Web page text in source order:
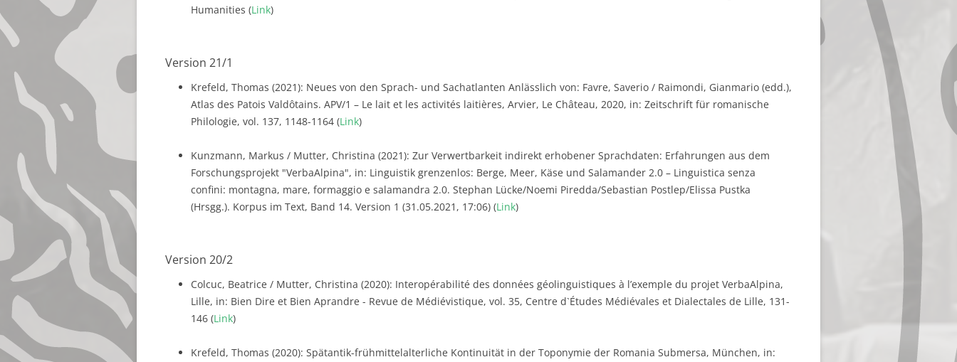
Humanities (Link)
Version 21/1
Krefeld, Thomas (2021): Neues von den Sprach- und Sachatlanten Anlässlich von: Favre, Saverio / Raimondi, Gianmario (edd.),
Atlas des Patois Valdôtains. APV/1 – Le lait et les activités laitières, Arvier, Le Château, 2020, in: Zeitschrift für romanische
Philologie, vol. 137, 1148-1164 (Link)
Kunzmann, Markus / Mutter, Christina (2021): Zur Verwertbarkeit indirekt erhobener Sprachdaten: Erfahrungen aus dem
Forschungsprojekt "VerbaAlpina", in: Linguistik grenzenlos: Berge, Meer, Käse und Salamander 2.0 – Linguistica senza
confini: montagna, mare, formaggio e salamandra 2.0. Stephan Lücke/Noemi Piredda/Sebastian Postlep/Elissa Pustka
(Hrsgg.). Korpus im Text, Band 14. Version 1 (31.05.2021, 17:06) (Link)
Version 20/2
Colcuc, Beatrice / Mutter, Christina (2020): Interopérabilité des données géolinguistiques à l’exemple du projet VerbaAlpina,
Lille, in: Bien Dire et Bien Aprandre - Revue de Médiévistique, vol. 35, Centre d`Études Médiévales et Dialectales de Lille, 131-
146 (Link)
Krefeld, Thomas (2020): Spätantik-frühmittelalterliche Kontinuität in der Toponymie der Romania Submersa, München, in: